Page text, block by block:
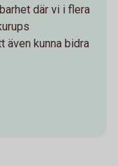
där vi i flera
även kunna bidra